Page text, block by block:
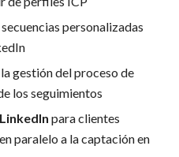
personalizadas
gestión del proceso de
los seguimientos
para clientes
paralelo a la captación en